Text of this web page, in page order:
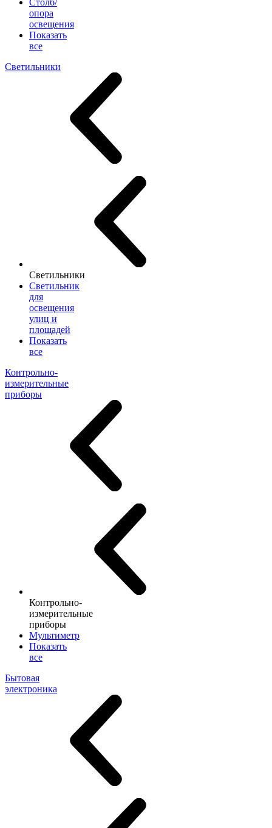
Столб/
опора
освещения
Показать
все
Светильники
Светильники
Светильник
для
освещения
улиц и
площадей
Показать
все
Контрольно-
измерительные
приборы
Контрольно-
измерительные
приборы
Мультиметр
Показать
все
Бытовая
электроника